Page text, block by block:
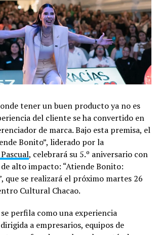
tener un buen producto ya no es
del cliente se ha convertido en
de marca. Bajo esta premisa, el
Bonito”, liderado por la
, celebrará su 5.º aniversario con
alto impacto: “Atiende Bonito:
que se realizará el próximo martes 26
Cultural Chacao.
perfila como una experiencia
a empresarios, equipos de